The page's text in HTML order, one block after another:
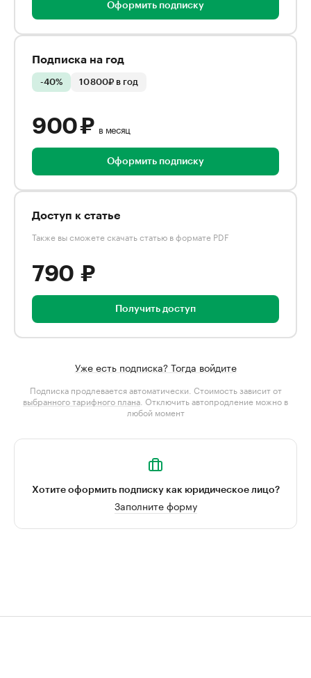
Оформить подписку
Подписка на год
-40% 10 800₽ в год
900 ₽ в месяц
Оформить подписку
Доступ к статье
Также вы сможете скачать статью в формате PDF
790 ₽
Получить доступ
Уже есть подписка? Тогда войдите
Подписка продлевается автоматически. Стоимость зависит от
выбранного тарифного плана . Отключить автопродление можно в
любой момент
Хотите оформить подписку как юридическое лицо?
Заполните форму